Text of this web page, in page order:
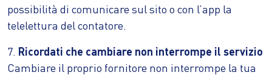
possibilità di comunicare sul sito o con l’app la
telelettura del contatore.
7. Ricordati che cambiare non interrompe il servizio
Cambiare il proprio fornitore non interrompe la tua